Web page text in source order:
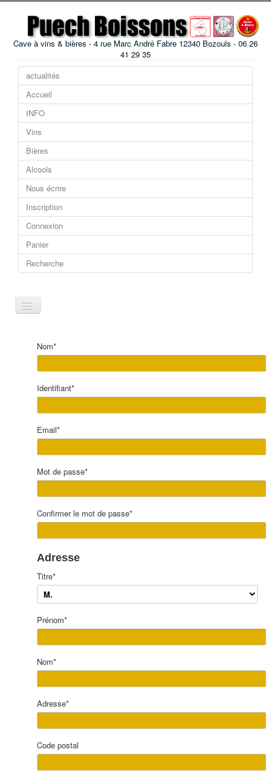
Cave à vins & bières - 4 rue Marc André Fabre 12340 Bozouls - 06 26
41 29 35
actualités
Accueil
INFO
Vins
Bières
Alcools
Nous écrire
Inscription
Connexion
Panier
Recherche
Toggle
Nom*
Identifiant*
Email*
Mot de passe*
Confirmer le mot de passe*
Adresse
Titre*
Prénom*
Nom*
Adresse*
Code postal